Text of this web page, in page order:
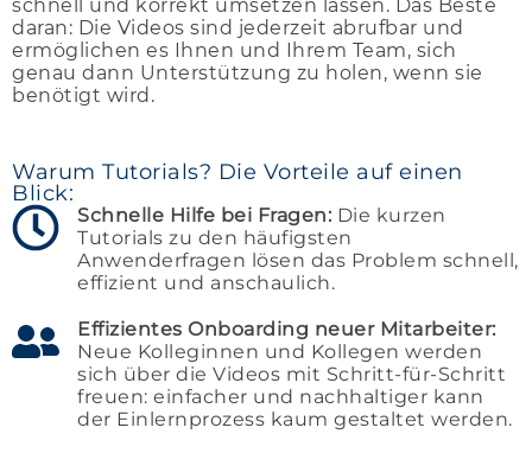
schnell und korrekt umsetzen lassen. Das Beste
daran: Die Videos sind jederzeit abrufbar und
ermöglichen es Ihnen und Ihrem Team, sich
genau dann Unterstützung zu holen, wenn sie
benötigt wird.
Warum Tutorials? Die Vorteile auf einen
Blick:
Schnelle Hilfe bei Fragen: Die kurzen
Tutorials zu den häufigsten
Anwenderfragen lösen das Problem schnell,
effizient und anschaulich.
Effizientes Onboarding neuer Mitarbeiter:
Neue Kolleginnen und Kollegen werden
sich über die Videos mit Schritt-für-Schritt
freuen: einfacher und nachhaltiger kann
der Einlernprozess kaum gestaltet werden.